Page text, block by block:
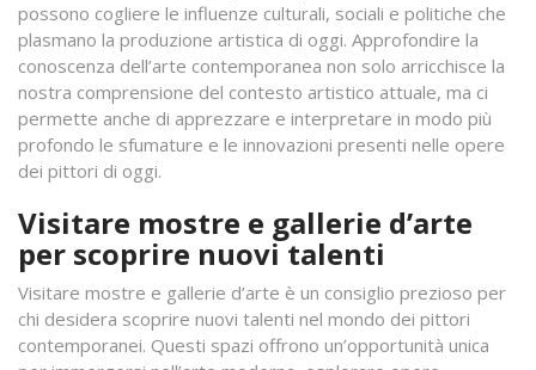
possono cogliere le influenze culturali, sociali e politiche che
plasmano la produzione artistica di oggi. Approfondire la
conoscenza dell’arte contemporanea non solo arricchisce la
nostra comprensione del contesto artistico attuale, ma ci
permette anche di apprezzare e interpretare in modo più
profondo le sfumature e le innovazioni presenti nelle opere
dei pittori di oggi.
Visitare mostre e gallerie d’arte
per scoprire nuovi talenti
Visitare mostre e gallerie d’arte è un consiglio prezioso per
chi desidera scoprire nuovi talenti nel mondo dei pittori
contemporanei. Questi spazi offrono un’opportunità unica